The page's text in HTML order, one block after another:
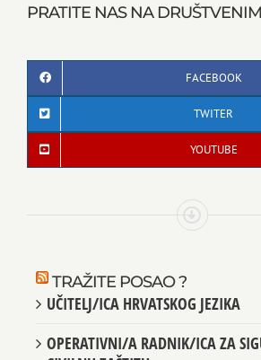
PRATITE NAS NA
FACEBOOK
TWITER
YOUTUBE
TRAŽITE POSAO ?
UČITELJ/ICA HRVATSKOG JEZIKA
OPERATIVNI/A RADNIK/ICA ZA